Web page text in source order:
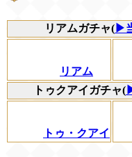
リアムガチャ( ▶
リアム
トゥクアイガチャ(
トゥ・クアイ